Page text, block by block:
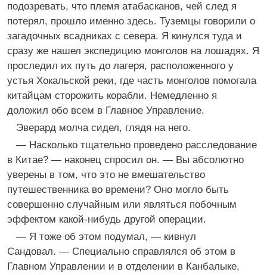
подозревать, что племя атабасканов, чей след я
потерял, прошло именно здесь. Туземцы говорили о
загадочных всадниках с севера. Я кинулся туда и
сразу же нашел экспедицию монголов на лошадях. Я
проследил их путь до лагеря, расположенного у
устья Хокальской реки, где часть монголов помогала
китайцам сторожить корабли. Немедленно я
доложил обо всем в Главное Управление.
Эверард молча сидел, глядя на него.
— Насколько тщательно проведено расследование
в Китае? — наконец спросил он. — Вы абсолютно
уверены в том, что это не вмешательство
путешественника во времени? Оно могло быть
совершенно случайным или являться побочным
эффектом какой-нибудь другой операции.
— Я тоже об этом подумал, — кивнул
Сандовал. — Специально справлялся об этом в
Главном Управлении и в отделении в Канбалыке,